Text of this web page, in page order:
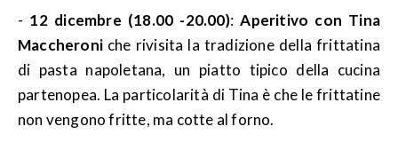
- 12 dicembre (18.00 -20.00):Aperitivo con Tina
Maccheroni che rivisita la tradizione della frittatina
di pasta napoletana, un piatto tipico della cucina
partenopea. La particolarità di Tina è che le frittatine
non vengono fritte, ma cotte al forno.